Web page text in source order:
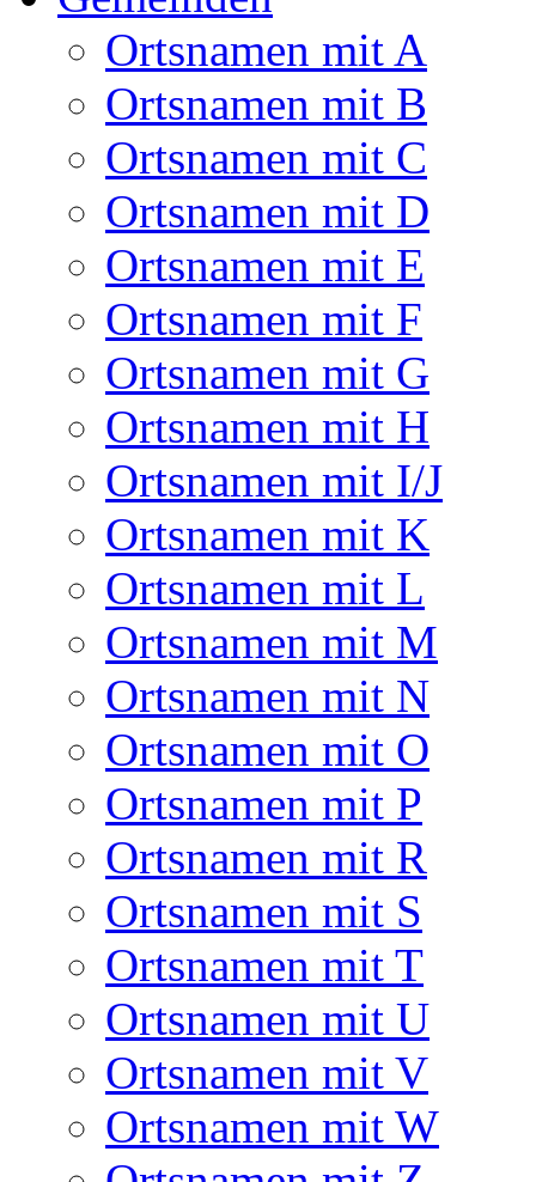
Ortsnamen mit A
Ortsnamen mit B
Ortsnamen mit C
Ortsnamen mit D
Ortsnamen mit E
Ortsnamen mit F
Ortsnamen mit G
Ortsnamen mit H
Ortsnamen mit I/J
Ortsnamen mit K
Ortsnamen mit L
Ortsnamen mit M
Ortsnamen mit N
Ortsnamen mit O
Ortsnamen mit P
Ortsnamen mit R
Ortsnamen mit S
Ortsnamen mit T
Ortsnamen mit U
Ortsnamen mit V
Ortsnamen mit W